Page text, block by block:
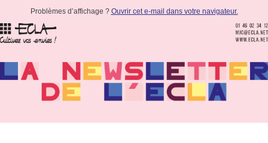
Problèmes d’affichage ? Ouvrir cet e-mail dans votre navigateur.